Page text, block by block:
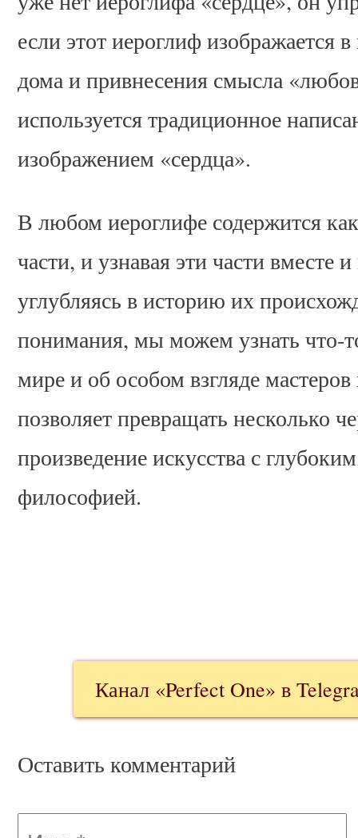
если этот иероглиф изображается
дома и привнесения смысла
используется традиционное
изображением «сердца».
В любом иероглифе содержится
части, и узнавая эти части вместе
углубляясь в историю их
понимания, мы можем узнать что-
мире и об особом взгляде
позволяет превращать несколько
произведение искусства с
философией.
Канал «Perfect One» в
Оставить комментарий